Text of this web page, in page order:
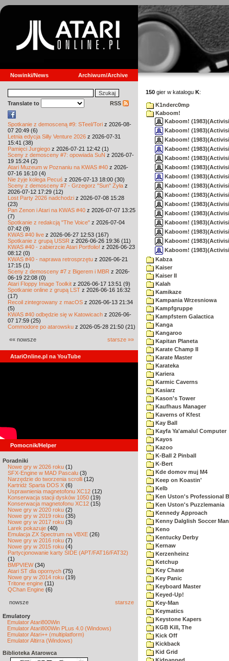
Nowinki/News Archiwum/Archive
Translate to RSS
Spotkanie z demosceną #9: STeel/Tori z 2026-08-
07 20:49 (6)
Letnia edycja Silly Venture 2026 z 2026-07-31
15:41 (38)
Pamięci Jurgiego z 2026-07-21 12:42 (1)
Sceny z demosceny #7: opowiada SuN z 2026-07-
19 15:24 (2)
Atari Muzeum w Poznaniu na KWAS #40 z 2026-
07-16 16:10 (4)
Nie żyje kolega Pecuś z 2026-07-13 18:00 (30)
Sceny z demosceny #7 - Grzegorz "Sun" Żyła z
2026-07-12 17:29 (12)
Lost Party 2026 nadchodzi z 2026-07-08 15:28
(23)
Pan Zenon i Atari na KWAS #40 z 2026-07-07 13:25
(7)
Spotkanie z redakcją "The Voice" z 2026-07-04
07:42 (9)
KWAS #40 live z 2026-06-27 12:53 (167)
Spotkanie z grupą USSR z 2026-06-26 19:36 (11)
KWAS #40 - zabierzcie Atari Portfolio! z 2026-06-23
08:12 (0)
KWAS #40 - naprawa retrosprzętu z 2026-06-21
17:15 (1)
Sceny z demosceny #7 z Bigerem i MBR z 2026-
06-19 22:08 (0)
Atari Floppy Image Toolkit z 2026-06-17 13:51 (9)
Spotkanie online z grupą LST z 2026-06-16 16:32
(17)
Recoil zintegrowany z macOS z 2026-06-13 21:34
(5)
KWAS #40 odbędzie się w Katowicach z 2026-06-
07 17:59 (25)
Commodore po atarowsku z 2026-05-28 21:50 (21)
«« nowsze starsze »»
AtariOnline.pl na YouTube
Pomocnik/Helper
Poradniki
Nowe gry w 2026 roku (1)
SFX-Engine w MAD Pascalu (3)
Narzędzie do tworzenia scrolli (12)
Kartridż Sparta DOS X (6)
Usprawnienia magnetofonu XC12 (12)
Konserwacja stacji dysków 1050 (19)
Konserwacja magnetofonu XC12 (15)
Nowe gry w 2020 roku (2)
Nowe gry w 2019 roku (35)
Nowe gry w 2017 roku (3)
Larek pokazuje (40)
Emulacja ZX Spectrum na VBXE (26)
Nowe gry w 2016 roku (7)
Nowe gry w 2015 roku (4)
Partycjonowanie karty SIDE (APT/FAT16/FAT32)
(1)
BMPVIEW(34)
Atari ST dla opornych (75)
Nowe gry w 2014 roku (19)
Tritone engine (11)
QChan Engine (6)
nowsze starsze
Emulatory
Emulator Atari800Win
Emulator Atari800Win PLus 4.0 (Windows)
Emulator Atari++ (multiplatform)
Emulator Altirra (Windows)
Biblioteka Atarowca
150 gier w katalogu K:
K1nderc0mp
Kaboom!
Kaboom!
Kaboom!
Kaboom!
Kaboom!
Kaboom!
Kaboom!
Kaboom!
Kaboom!
Kaboom!
Kaboom!
Kaboom!
Kaboom!
Kaboom!
Kaboom!
Kaboom!
Kabza
Kaiser
Kaiser II
Kalah
Kamikaze
Kampania Wrzesniowa
Kampfgruppe
Kampfstern Galactica
Kanga
Kangaroo
Kapitan Planeta
Karate Champ II
Karate Master
Karateka
Kariera
Karmic Caverns
Kasiarz
Kason's Tower
Kaufhaus Manager
Kaverns of Kfest
Kay Ball
Kayfa Ya'amalul Computer
Kayos
Kazoo
K-Ball 2 Pinball
K-Bert
Kde domov muj M4
Keep on Koastin'
Kelb
Ken Uston's Professional
Ken Uston's Puzzlemania
Kennedy Approach
Kenny Dalglish Soccer
Keno
Kentucky Derby
Kernaw
Kerzenheinz
Ketchup
Key Chase
Key Panic
Keyboard Master
Keyed-Up!
Key-Man
Keymatics
Keystone Kapers
KGB Kill, The
Kick Off
Kickback
Kid Grid